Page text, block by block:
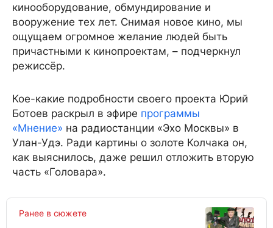
кинооборудование, обмундирование и
вооружение тех лет. Снимая новое кино, мы
ощущаем огромное желание людей быть
причастными к кинопроектам, – подчеркнул
режиссёр.
Кое-какие подробности своего проекта Юрий
Ботоев раскрыл в эфире программы
«Мнение» на радиостанции «Эхо Москвы» в
Улан-Удэ. Ради картины о золоте Колчака он,
как выяснилось, даже решил отложить вторую
часть «Головара».
Ранее в сюжете